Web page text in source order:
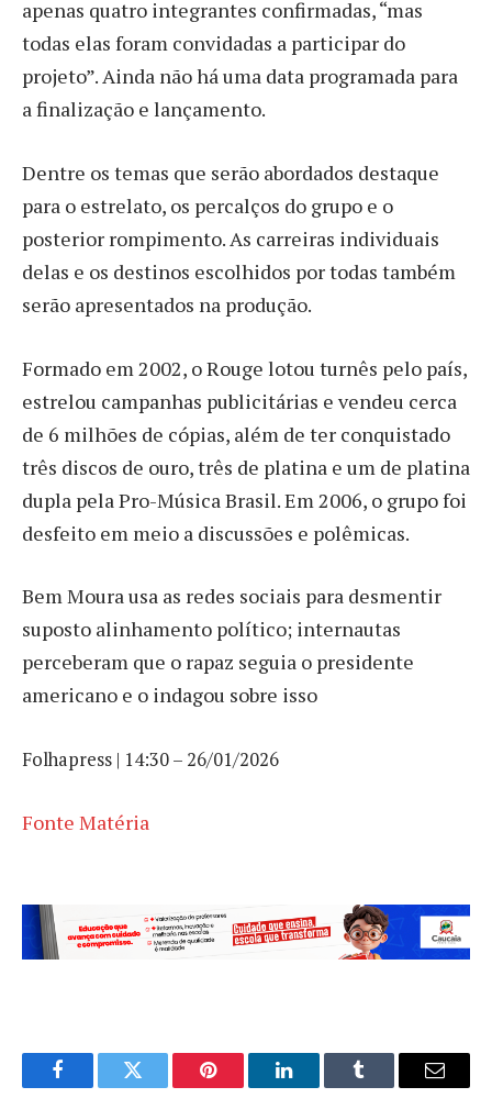
apenas quatro integrantes confirmadas, “mas
todas elas foram convidadas a participar do
projeto”. Ainda não há uma data programada para
a finalização e lançamento.
Dentre os temas que serão abordados destaque
para o estrelato, os percalços do grupo e o
posterior rompimento. As carreiras individuais
delas e os destinos escolhidos por todas também
serão apresentados na produção.
Formado em 2002, o Rouge lotou turnês pelo país,
estrelou campanhas publicitárias e vendeu cerca
de 6 milhões de cópias, além de ter conquistado
três discos de ouro, três de platina e um de platina
dupla pela Pro-Música Brasil. Em 2006, o grupo foi
desfeito em meio a discussões e polêmicas.
Bem Moura usa as redes sociais para desmentir
suposto alinhamento político; internautas
perceberam que o rapaz seguia o presidente
americano e o indagou sobre isso
Folhapress | 14:30 – 26/01/2026
Fonte Matéria
FacebookTwitter Pinterest LinkedInTumblr Email